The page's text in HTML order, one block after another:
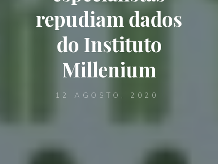
repudiam dados
do Instituto
Millenium
12 AGOSTO, 2020